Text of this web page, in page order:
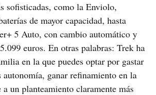
sofisticadas, como la Enviolo,
de mayor capacidad, hasta
5 Auto, con cambio automático y
euros. En otras palabras: Trek ha
en la que puedes optar por gastar
autonomía, ganar refinamiento en la
un planteamiento claramente más